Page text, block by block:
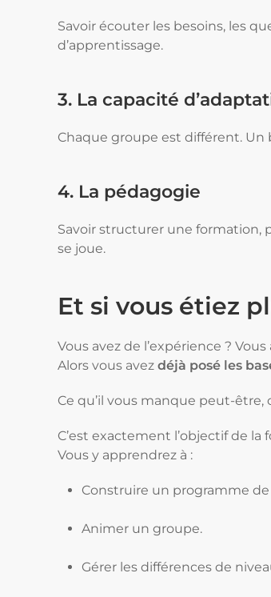
Savoir écouter les besoins, les
d’apprentissage.
3. La capacité
Chaque groupe est différent. Un
4. La pédagogie
Savoir structurer une formation,
se joue.
Et si vous étiez
Vous avez de l’expérience ?
Alors vous avez déjà posé les
Ce qu’il vous manque peut-
C’est exactement l’objectif de
Vous y apprendrez à :
Construire un programme
Animer un groupe.
Gérer les différences de